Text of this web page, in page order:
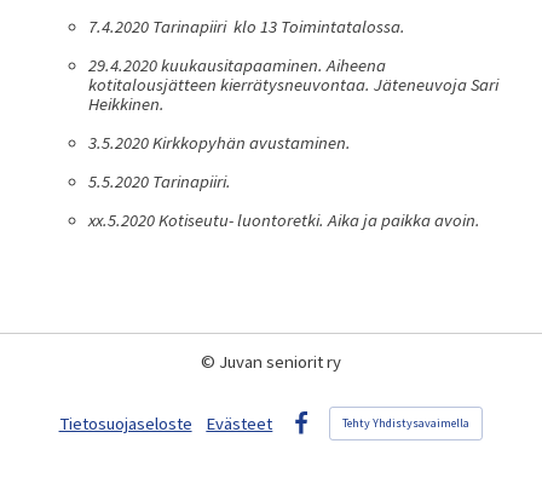
7.4.2020 Tarinapiiri klo 13 Toimintatalossa.
29.4.2020 kuukausitapaaminen. Aiheena
kotitalousjätteen kierrätysneuvontaa. Jäteneuvoja Sari
Heikkinen.
3.5.2020 Kirkkopyhän avustaminen.
5.5.2020 Tarinapiiri.
xx.5.2020 Kotiseutu- luontoretki. Aika ja paikka avoin.
© Juvan seniorit ry
Tietosuojaseloste
Evästeet
Facebook
Tehty Yhdistysavaimella